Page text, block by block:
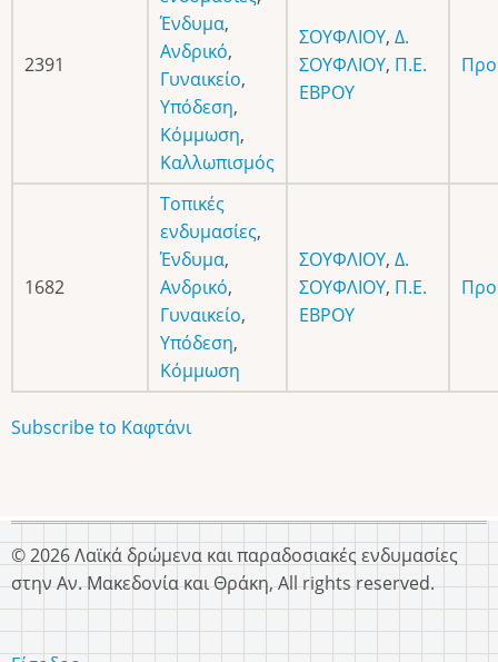
2391
Ένδυμα,
Ανδρικό,
Γυναικείο,
Υπόδεση,
Κόμμωση,
Καλλωπισμός
ΣΟΥΦΛΙΟΥ, Δ.
ΣΟΥΦΛΙΟΥ, Π.Ε.
ΕΒΡΟΥ
1682
Τοπικές
ενδυμασίες,
Ένδυμα,
Ανδρικό,
Γυναικείο,
Υπόδεση,
Κόμμωση
ΣΟΥΦΛΙΟΥ, Δ.
ΣΟΥΦΛΙΟΥ, Π.Ε.
ΕΒΡΟΥ
Subscribe to Καφτάνι
© 2026 Λαϊκά δρώμενα και παραδοσιακές ενδυμασίες
στην Αν. Μακεδονία και Θράκη, All rights reserved.